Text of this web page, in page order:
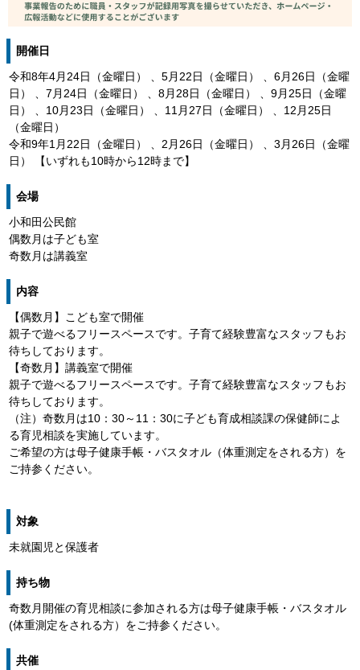
開催日
令和8年4月24日（金曜日） 、5月22日（金曜日） 、6月26日（金曜
日） 、7月24日（金曜日） 、8月28日（金曜日） 、9月25日（金曜
日） 、10月23日（金曜日） 、11月27日（金曜日） 、12月25日
（金曜日）
令和9年1月22日（金曜日） 、2月26日（金曜日） 、3月26日（金曜
日） 【いずれも10時から12時まで】
会場
小和田公民館
偶数月は子ども室
奇数月は講義室
内容
【偶数月】こども室で開催
親子で遊べるフリースペースです。子育て経験豊富なスタッフもお
待ちしております。
【奇数月】講義室で開催
親子で遊べるフリースペースです。子育て経験豊富なスタッフもお
待ちしております。
（注）奇数月は10：30～11：30に子ども育成相談課の保健師によ
る育児相談を実施しています。
ご希望の方は母子健康手帳・バスタオル（体重測定をされる方）を
ご持参ください。
対象
未就園児と保護者
持ち物
奇数月開催の育児相談に参加される方は母子健康手帳・バスタオル
(体重測定をされる方）をご持参ください。
共催